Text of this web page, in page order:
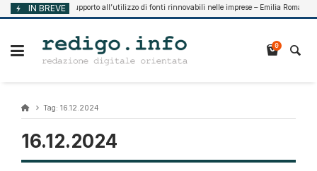
Vai
al
IN BREVE
Agosto 7, 2026 Supporto all’utilizzo di fonti rinnovabili nelle imprese – Emilia Romagna
0
Tag: 16.12.2024
16.12.2024